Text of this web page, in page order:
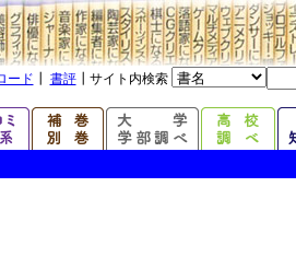
ード 書評┃サイト内検索